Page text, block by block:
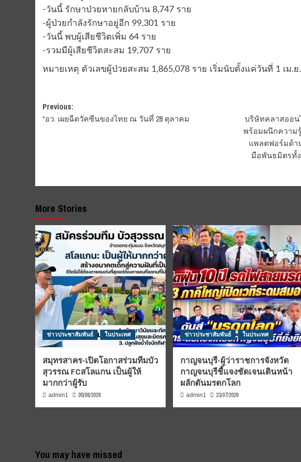
-วันนี้ รักษาป่วยหายกลับบ้าน 8,747 ราย
-ผู้ป่วยกำลังรักษาอยู่อีก 99,301 ราย
-วันนี้ พบผู้เสียชีวิตเพิ่ม 64 ราย
-รวมมีผู้เสียชีวิตสะสม 19,707 ราย
หมายเหตุ ตัวเลขผู้ป่วยสะสม 1,865,078 ราย เริ่มนับตั้งแค่วันที่ 1 เม.ย
Post
navigation
Previous:
“อว. เผยฉีดวัคซีนของไทย ณ วันที่ 28 ตุลาคม
บริษัทคลาสออน
พร้อมผนึกความ
แพลตฟอร์มด้า
มือพันธมิตรทั้
More Stories
ข่าวประชาสัมพันธ์ ในประเทศ
สมุทรสาคร-เปิดโอกาสร่วมทีมบัว
สุวรรณ FCสโลแกน เป็นผู้ให้
มากกว่าผู้รับ
admin1 05/08/2026
ข่าวประชาสัมพันธ์ ในประเทศ
กาญจนบุรี-ผู้ว่าราชการจังหวัด
กาญจนบุรีชี้แจงชัดเจนเดินหน้า
ผลักดันมรดกโลก
admin1 23/07/2026
You may have missed